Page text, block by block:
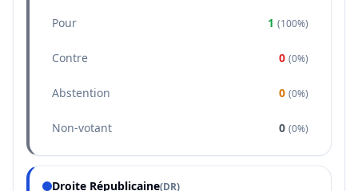
Pour 1 (100%)
Contre 0 (0%)
Abstention 0 (0%)
Non-votant 0 (0%)
Droite Républicaine(DR)